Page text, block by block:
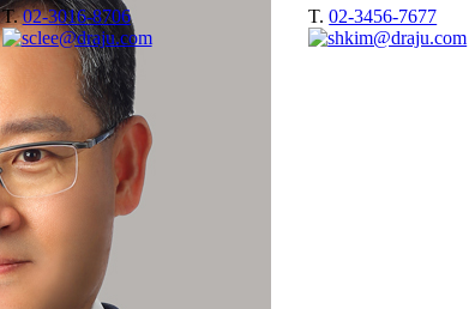
T.02-3016-8706 T.02-3456-7677